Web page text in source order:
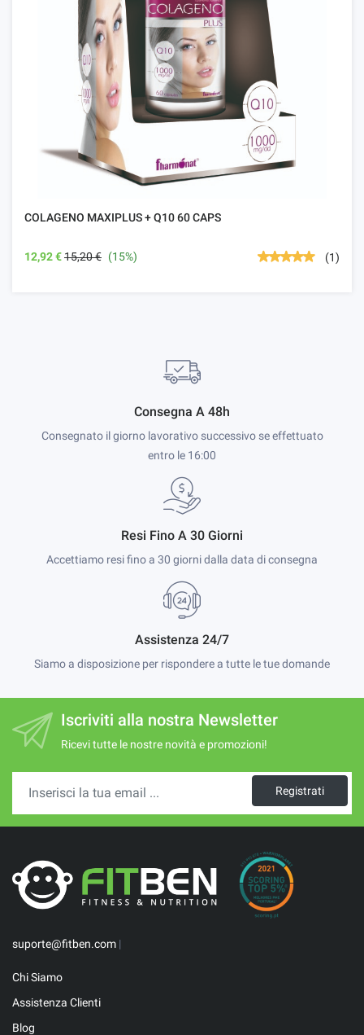
COLAGENO MAXIPLUS + Q10 60 CAPS
12,92 €15,20 € (15%) (1)
Consegna A 48h
Consegnato il giorno lavorativo successivo se effettuato
entro le 16:00
Resi Fino A 30 Giorni
Accettiamo resi fino a 30 giorni dalla data di consegna
Assistenza 24/7
Siamo a disposizione per rispondere a tutte le tue domande
Iscriviti alla nostra Newsletter
Ricevi tutte le nostre novità e promozioni!
Registrati
suporte@fitben.com |
Chi Siamo
Assistenza Clienti
Blog